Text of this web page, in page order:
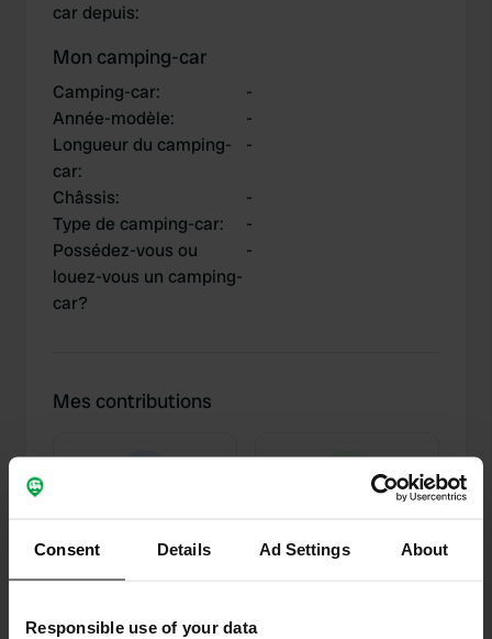
Consent Details Ad Settings About
Responsible use of your data
car depuis:
Mon camping-car
Camping-car:
-
Année-modèle:
-
Longueur du camping-
car:
-
Châssis:
-
Type de camping-car:
-
Possédez-vous ou
louez-vous un camping-
car?
-
Mes contributions
Lieux Avis